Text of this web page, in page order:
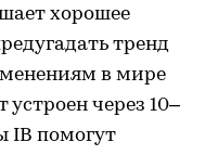
хорошее
тренд
в мире
через 10–
IB помогут